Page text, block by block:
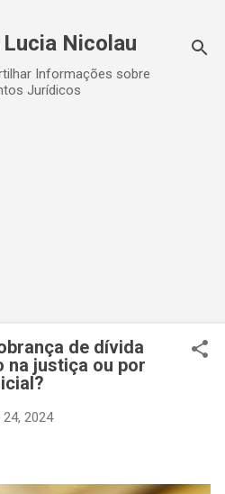
Nicolau
Informações sobre
Jurídicos
de dívida
na justiça ou por
2024